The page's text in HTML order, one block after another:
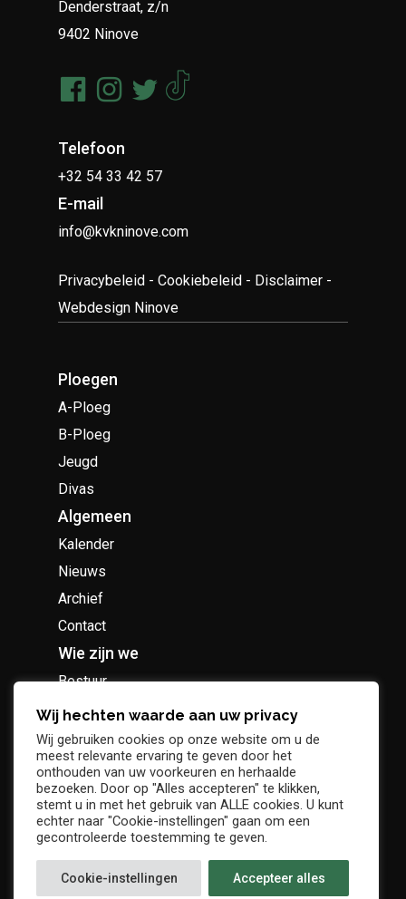
Denderstraat, z/n
9402 Ninove
Telefoon
+32 54 33 42 57
E-mail
info@kvkninove.com
Privacybeleid -Cookiebeleid - Disclaimer -
Webdesign Ninove
Ploegen
A-Ploeg
B-Ploeg
Jeugd
Divas
Algemeen
Kalender
Nieuws
Archief
Contact
Wie zijn we
Bestuur
Geschiedenis
Supportersclub
Socio Business Club
Wij hechten waarde aan uw privacy
Wij gebruiken cookies op onze website om u de
meest relevante ervaring te geven door het
onthouden van uw voorkeuren en herhaalde
bezoeken. Door op "Alles accepteren" te klikken,
stemt u in met het gebruik van ALLE cookies. U kunt
echter naar "Cookie-instellingen" gaan om een
gecontroleerde toestemming te geven.
Cookie-instellingen Accepteer alles